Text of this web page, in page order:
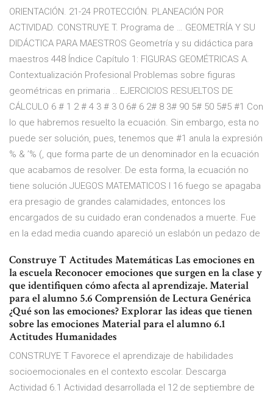
ORIENTACIÓN. 21-24 PROTECCIÓN. PLANEACIÓN POR
ACTIVIDAD. CONSTRUYE T. Programa de … GEOMETRÍA Y SU
DIDÁCTICA PARA MAESTROS Geometría y su didáctica para
maestros 448 Índice Capítulo 1: FIGURAS GEOMÉTRICAS A.
Contextualización Profesional Problemas sobre figuras
geométricas en primaria .. EJERCICIOS RESUELTOS DE
CÁLCULO 6 # 1 2 # 4 3 # 3 0 6# 6 2# 8 3# 90 5# 50 5#5 #1 Con
lo que habremos resuelto la ecuación. Sin embargo, esta no
puede ser solución, pues, tenemos que #1 anula la expresión
% & ’% (, que forma parte de un denominador en la ecuación
que acabamos de resolver. De esta forma, la ecuación no
tiene solución JUEGOS MATEMATICOS I 16 fuego se apagaba
era presagio de grandes calamidades, entonces los
encargados de su cuidado eran condenados a muerte. Fue
en la edad media cuando apareció un eslabón un pedazo de
Construye T Actitudes Matemáticas Las emociones en
la escuela Reconocer emociones que surgen en la clase y
que identifiquen cómo afecta al aprendizaje. Material
para el alumno 5.6 Comprensión de Lectura Genérica
¿Qué son las emociones? Explorar las ideas que tienen
sobre las emociones Material para el alumno 6.1
Actitudes Humanidades
CONSTRUYE T Favorece el aprendizaje de habilidades
socioemocionales en el contexto escolar. Descarga
Actividad 6.1 Actividad desarrollada el 12 de septiembre de